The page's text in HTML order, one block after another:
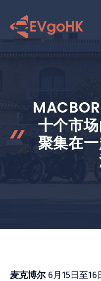
十个市
聚集在
麦克博尔6月15日至16